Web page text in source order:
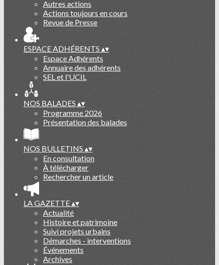
Autres actions
Actions toujours en cours
Revue de Presse
ESPACE ADHÉRENTS▴▾
Espace Adhérents
Annuaire des adhérents
SEL et l'UCIL
NOS BALADES ▴▾
Programme 2026
Présentation des balades
NOS BULLETINS ▴▾
En consultation
À télécharger
Rechercher un article
LA GAZETTE▴▾
Actualité
Histoire et patrimoine
Suivi projets urbains
Démarches - interventions
Événements
Archives